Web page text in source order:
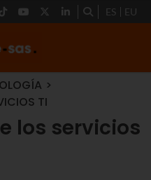
ES EU
TI
los servicios